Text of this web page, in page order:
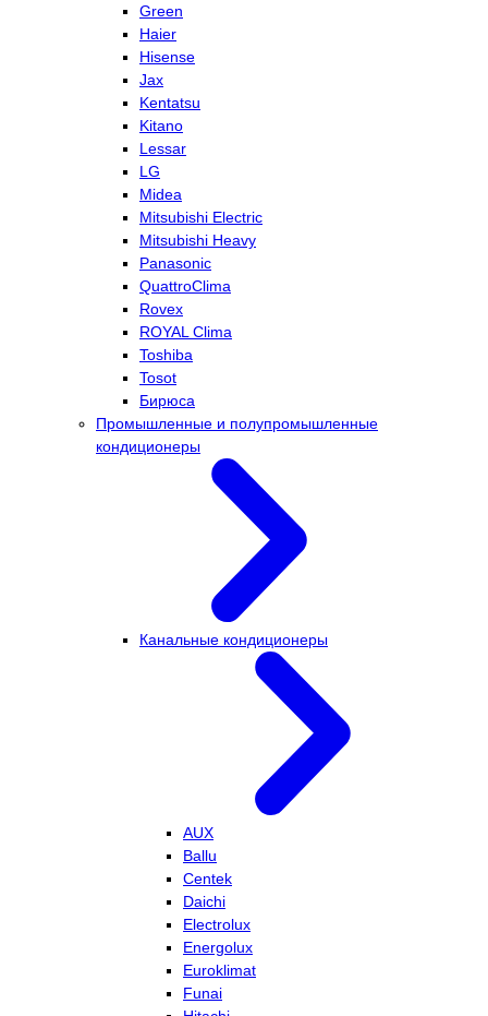
Green
Haier
Hisense
Jax
Kentatsu
Kitano
Lessar
LG
Midea
Mitsubishi Electric
Mitsubishi Heavy
Panasonic
QuattroClima
Rovex
ROYAL Clima
Toshiba
Tosot
Бирюса
Промышленные и полупромышленные
кондиционеры
Канальные кондиционеры
AUX
Ballu
Centek
Daichi
Electrolux
Energolux
Euroklimat
Funai